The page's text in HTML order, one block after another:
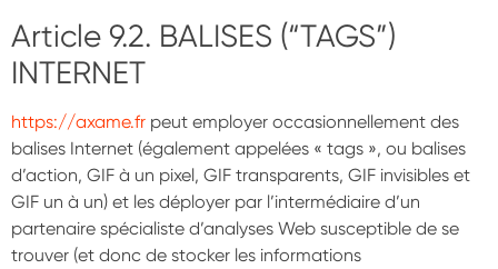
Article 9.2. BALISES (“TAGS”)
INTERNET
https://axame.fr peut employer occasionnellement des
balises Internet (également appelées « tags », ou balises
d’action, GIF à un pixel, GIF transparents, GIF invisibles et
GIF un à un) et les déployer par l’intermédiaire d’un
partenaire spécialiste d’analyses Web susceptible de se
trouver (et donc de stocker les informations